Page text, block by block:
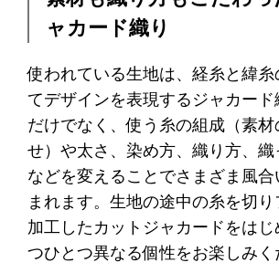
ャカード織り
使われている生地は、経糸と緯糸
てデザインを表現するジャカー
だけでなく、使う糸の組成（素材
せ）や太さ、染め方、織り方、織
などを変えることでさまざま風合
まれます。生地の途中の糸を切
加工したカットジャカードをは
つひとつ異なる個性をお楽しみく